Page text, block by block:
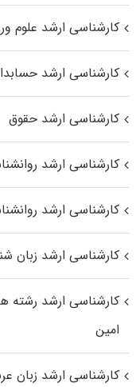
کارشناسی ارشد علوم
کارشناسی ارشد
کارشناسی ارشد حقوق
کارشناسی ارشد
کارشناسی ارشد
کارشناسی ارشد زبان
کارشناسی ارشد رﺷﺘﻪ
اﻣﻴﻦ
کارشناسی ارشد زبان